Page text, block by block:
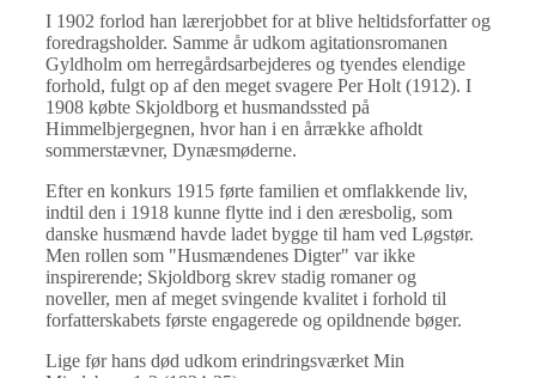
I 1902 forlod han lærerjobbet for at blive heltidsforfatter og
foredragsholder. Samme år udkom agitationsromanen
Gyldholm om herregårdsarbejderes og tyendes elendige
forhold, fulgt op af den meget svagere Per Holt (1912). I
1908 købte Skjoldborg et husmandssted på
Himmelbjergegnen, hvor han i en årrække afholdt
sommerstævner, Dynæsmøderne.
Efter en konkurs 1915 førte familien et omflakkende liv,
indtil den i 1918 kunne flytte ind i den æresbolig, som
danske husmænd havde ladet bygge til ham ved Løgstør.
Men rollen som "Husmændenes Digter" var ikke
inspirerende; Skjoldborg skrev stadig romaner og
noveller, men af meget svingende kvalitet i forhold til
forfatterskabets første engagerede og opildnende bøger.
Lige før hans død udkom erindringsværket Min